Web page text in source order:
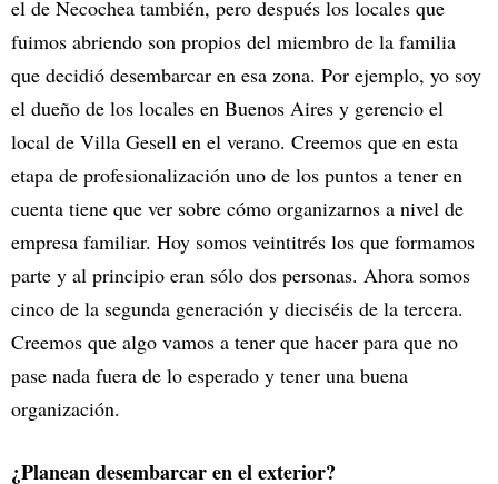
el de Necochea también, pero después los locales que
fuimos abriendo son propios del miembro de la familia
que decidió desembarcar en esa zona. Por ejemplo, yo soy
el dueño de los locales en Buenos Aires y gerencio el
local de Villa Gesell en el verano. Creemos que en esta
etapa de profesionalización uno de los puntos a tener en
cuenta tiene que ver sobre cómo organizarnos a nivel de
empresa familiar. Hoy somos veintitrés los que formamos
parte y al principio eran sólo dos personas. Ahora somos
cinco de la segunda generación y dieciséis de la tercera.
Creemos que algo vamos a tener que hacer para que no
pase nada fuera de lo esperado y tener una buena
organización.
¿Planean desembarcar en el exterior?